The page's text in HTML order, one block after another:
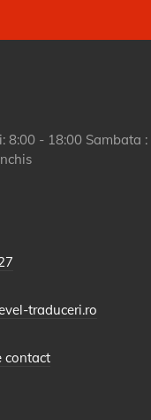
8:00 - 18:00 Sambata
traduceri.ro
contact